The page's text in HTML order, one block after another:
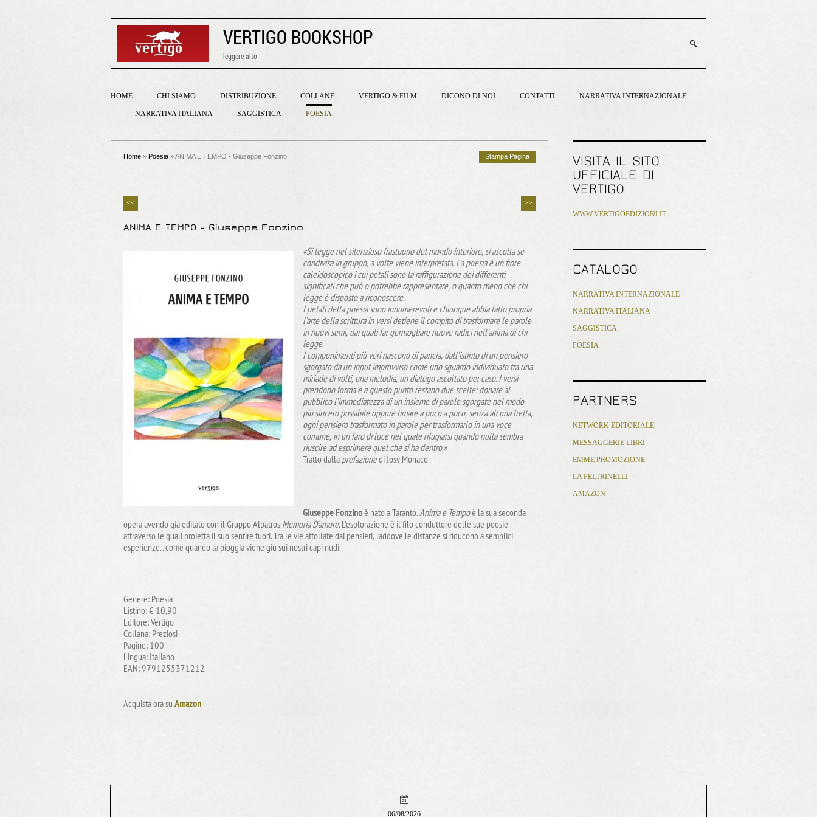
VERTIGO BOOKSHOP
leggere alto
HOME CHI SIAMO DISTRIBUZIONE COLLANE VERTIGO & FILM DICONO DI NOI CONTATTI NARRATIVA INTERNAZIONALE
NARRATIVA ITALIANA SAGGISTICA POESIA
Home » Poesia » ANIMA E TEMPO - Giuseppe Fonzino Stampa Pagina
<< >>
ANIMA E TEMPO - Giuseppe Fonzino
«Si legge nel silenzioso frastuono del mondo interiore, si ascolta se
condivisa in gruppo, a volte viene interpretata. La poesia è un fiore
caleidoscopico i cui petali sono la raffigurazione dei differenti
significati che può o potrebbe rappresentare, o quanto meno che chi
legge è disposto a riconoscere.
I petali della poesia sono innumerevoli e chiunque abbia fatto propria
l’arte della scrittura in versi detiene il compito di trasformare le parole
in nuovi semi, dai quali far germogliare nuove radici nell’anima di chi
legge.
I componimenti più veri nascono di pancia, dall’istinto di un pensiero
sgorgato da un input improvviso come uno sguardo individuato tra una
miriade di volti, una melodia, un dialogo ascoltato per caso. I versi
prendono forma e a questo punto restano due scelte: donare al
pubblico l’immediatezza di un insieme di parole sgorgate nel modo
più sincero possibile oppure limare a poco a poco, senza alcuna fretta,
ogni pensiero trasformato in parole per trasformarlo in una voce
comune, in un faro di luce nel quale rifugiarsi quando nulla sembra
riuscire ad esprimere quel che si ha dentro.»
Tratto dalla prefazionedi Josy Monaco
Giuseppe Fonzino è nato a Taranto. Anima e Tempoè la sua seconda
opera avendo già editato con il Gruppo Albatros Memoria D’amore. L’esplorazione è il filo conduttore delle sue poesie
attraverso le quali proietta il suo sentire fuori. Tra le vie affollate dai pensieri, laddove le distanze si riducono a semplici
esperienze... come quando la pioggia viene giù sui nostri capi nudi.
Genere: Poesia
Listino: € 10,90
Editore: Vertigo
Collana: Preziosi
Pagine: 100
Lingua: Italiano
EAN: 9791255371212
Acquista ora su Amazon
VISITA IL SITO
UFFICIALE DI
VERTIGO
WWW.VERTIGOEDIZIONI.IT
CATALOGO
NARRATIVA INTERNAZIONALE
NARRATIVA ITALIANA
SAGGISTICA
POESIA
PARTNERS
NETWORK EDITORIALE
MESSAGGERIE LIBRI
EMME PROMOZIONE
LA FELTRINELLI
AMAZON
06/08/2026